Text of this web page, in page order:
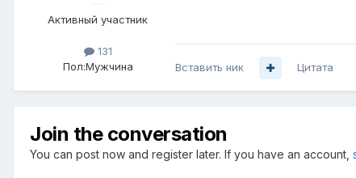
Активный участник
131
Пол:Мужчина Вставить ник Цитата
Join the conversation
You can post now and register later. If you have an account,